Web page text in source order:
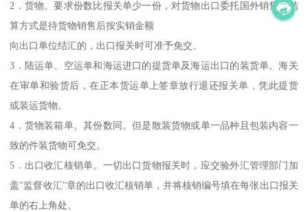
2．货物。要求份数比报关单少一份，对货物出口委托国外销售，结
算方式是待货物销售后按实销金额
向出口单位结汇的，出口报关时可准予免交。
3．陆运单、空运单和海运进口的提货单及海运出口的装货单。海关
在审单和验货后，在正本货运单上签章放行退还报关单，凭此提货
或装运货物。
4．货物装箱单。其份数同。但是散装货物或单一品种且包装内容一
致的件装货物可免交。
5．出口收汇核销单。一切出口货物报关时，应交验外汇管理部门加
盖"监督收汇"章的出口收汇核销单，并将核销编号填在每张出口报关
单的右上角处。